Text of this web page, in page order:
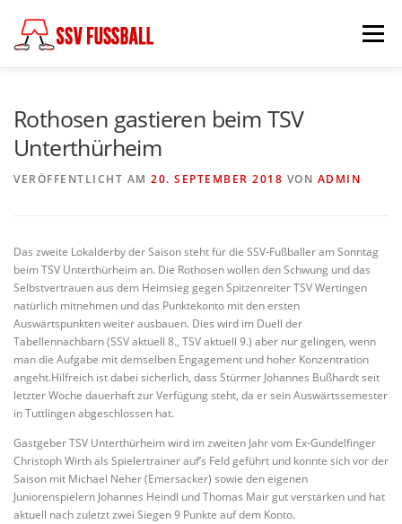
Inhalt
springen
Menü
KONTAKT
Rothosen gastieren beim TSV
Unterthürheim
VERÖFFENTLICHT AM 20. SEPTEMBER 2018 VON ADMIN
Das zweite Lokalderby der Saison steht für die SSV-Fußballer am Sonntag
beim TSV Unterthürheim an. Die Rothosen wollen den Schwung und das
Selbstvertrauen aus dem Heimsieg gegen Spitzenreiter TSV Wertingen
natürlich mitnehmen und das Punktekonto mit den ersten
Auswärtspunkten weiter ausbauen. Dies wird im Duell der
Tabellennachbarn (SSV aktuell 8., TSV aktuell 9.) aber nur gelingen, wenn
man die Aufgabe mit demselben Engagement und hoher Konzentration
angeht.Hilfreich ist dabei sicherlich, dass Stürmer Johannes Bußhardt seit
letzter Woche dauerhaft zur Verfügung steht, da er sein Auswärtssemester
in Tuttlingen abgeschlossen hat.
Gastgeber TSV Unterthürheim wird im zweiten Jahr vom Ex-Gundelfinger
Christoph Wirth als Spielertrainer auf’s Feld geführt und konnte sich vor der
Saison mit Michael Neher (Emersacker) sowie den eigenen
Juniorenspielern Johannes Heindl und Thomas Mair gut verstärken und hat
aktuell nach zuletzt zwei Siegen 9 Punkte auf dem Konto.